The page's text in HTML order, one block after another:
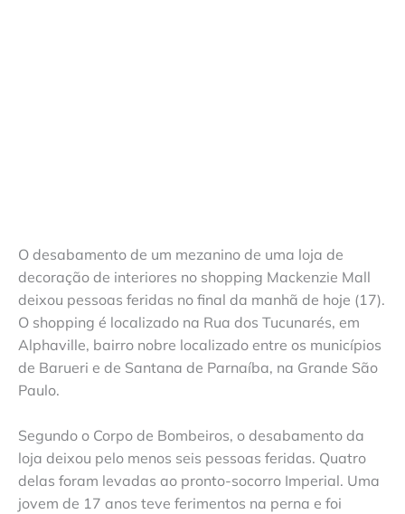
O desabamento de um mezanino de uma loja de
decoração de interiores no shopping Mackenzie Mall
deixou pessoas feridas no final da manhã de hoje (17).
O shopping é localizado na Rua dos Tucunarés, em
Alphaville, bairro nobre localizado entre os municípios
de Barueri e de Santana de Parnaíba, na Grande São
Paulo.
Segundo o Corpo de Bombeiros, o desabamento da
loja deixou pelo menos seis pessoas feridas. Quatro
delas foram levadas ao pronto-socorro Imperial. Uma
jovem de 17 anos teve ferimentos na perna e foi